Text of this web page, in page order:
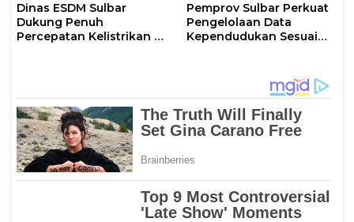
Dinas ESDM Sulbar
Dukung Penuh
Percepatan Kelistrikan di
Pemprov Sulbar Perkuat
Pengelolaan Data
Kependudukan Sesuai